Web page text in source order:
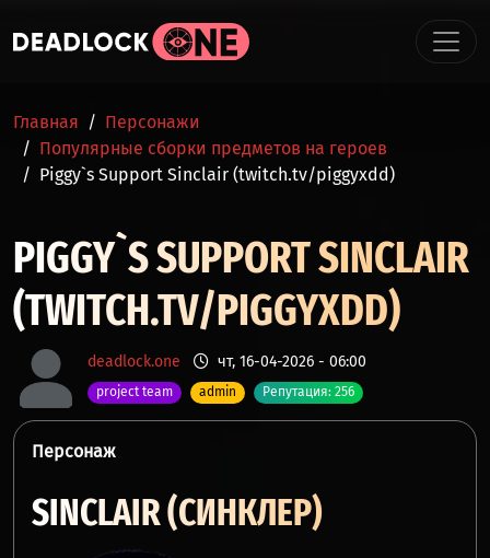
СТРОКА НАВИГАЦИИ
Главная
Персонажи
Популярные сборки предметов на героев
Piggy`s Support Sinclair (twitch.tv/piggyxdd)
PIGGY`S SUPPORT SINCLAIR
(TWITCH.TV/PIGGYXDD)
deadlock.one чт, 16-04-2026 - 06:00
project team admin Репутация: 256
Персонаж
SINCLAIR (СИНКЛЕР)